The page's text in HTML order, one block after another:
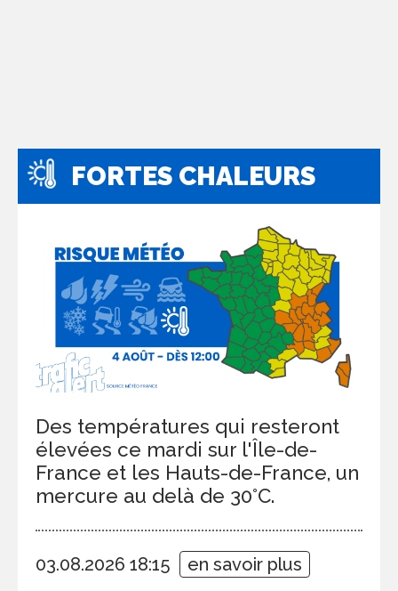
FORTES CHALEURS
Des températures qui resteront
élevées ce mardi sur l'Île-de-
France et les Hauts-de-France, un
mercure au delà de 30°C.
03.08.2026 18:15 en savoir plus